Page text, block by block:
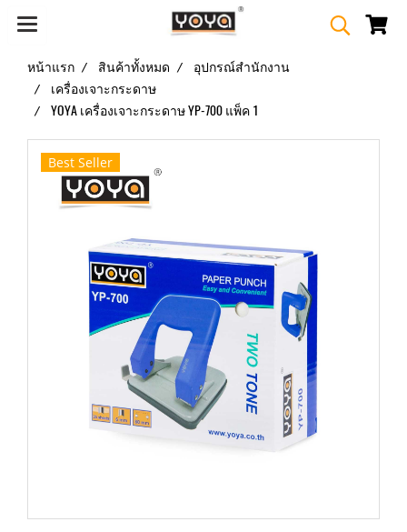
หน้าแรก สินค้าทั้งหมด
อุปกรณ์สำนักงาน
เครื่องเจาะกระดาษ
YOYA เครื่องเจาะกระดาษ YP-700 แพ็ค 1
Best Seller